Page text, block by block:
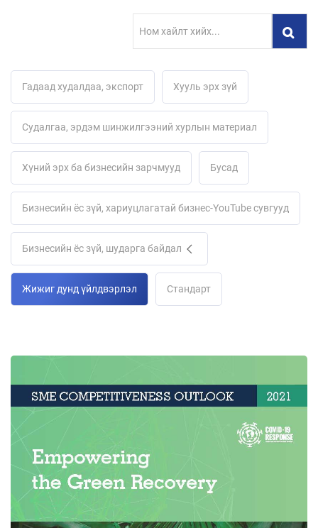
Гадаад худалдаа, экспорт Хууль эрх зүй
Судалгаа, эрдэм шинжилгээний хурлын материал
Хүний эрх ба бизнесийн зарчмууд Бусад
Бизнесийн ёс зүй, хариуцлагатай бизнес-YouTube cувгууд
Бизнесийн ёс зүй, шударга байдал
Жижиг дунд үйлдвэрлэл Стандарт